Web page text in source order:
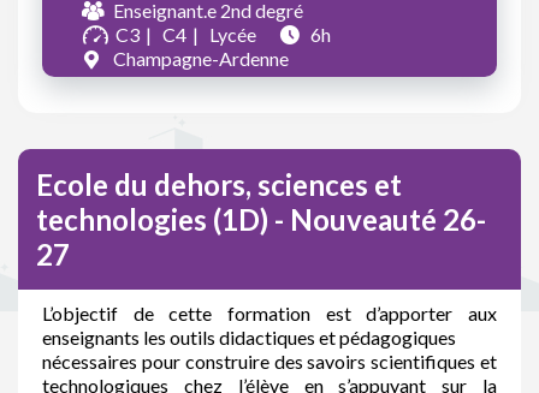
Enseignant.e 2nd degré
C3
C4 Lycée
6h
Champagne-Ardenne
Ecole du dehors, sciences et
technologies (1D) - Nouveauté 26-
27
L’objectif de cette formation est d’apporter aux
enseignants les outils didactiques et pédagogiques
nécessaires pour construire des savoirs scientifiques et
technologiques chez l’élève en s’appuyant sur la